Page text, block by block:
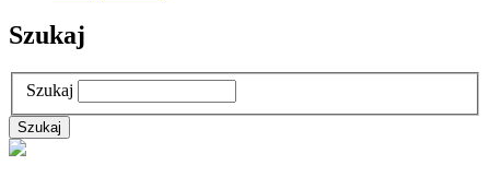
Szukaj
Szukaj